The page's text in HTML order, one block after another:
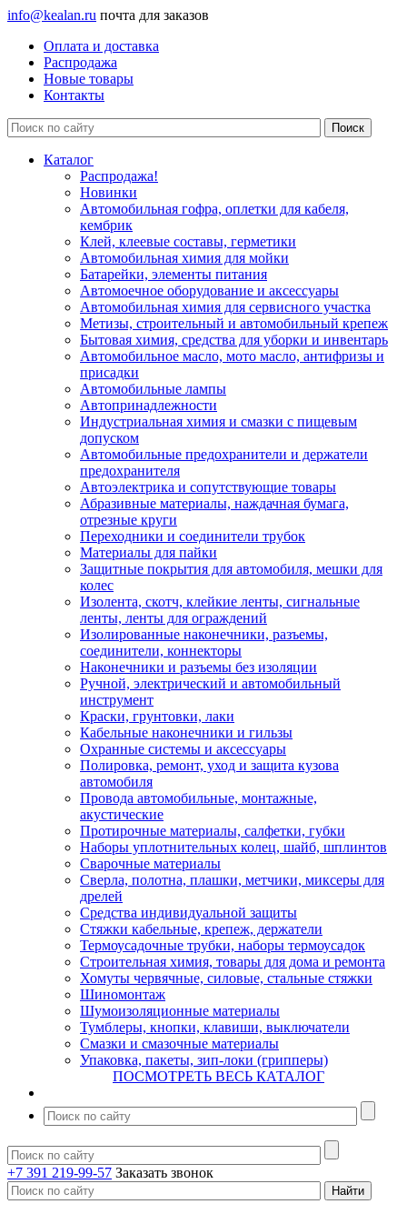
info@kealan.ru почта для заказов
Оплата и доставка
Распродажа
Новые товары
Контакты
Каталог
Распродажа!
Новинки
Автомобильная гофра, оплетки для кабеля,
кембрик
Клей, клеевые составы, герметики
Автомобильная химия для мойки
Батарейки, элементы питания
Автомоечное оборудование и аксессуары
Автомобильная химия для сервисного участка
Метизы, строительный и автомобильный крепеж
Бытовая химия, средства для уборки и инвентарь
Автомобильное масло, мото масло, антифризы и
присадки
Автомобильные лампы
Автопринадлежности
Индустриальная химия и смазки с пищевым
допуском
Автомобильные предохранители и держатели
предохранителя
Автоэлектрика и сопутствующие товары
Абразивные материалы, наждачная бумага,
отрезные круги
Переходники и соединители трубок
Материалы для пайки
Защитные покрытия для автомобиля, мешки для
колес
Изолента, скотч, клейкие ленты, сигнальные
ленты, ленты для ограждений
Изолированные наконечники, разъемы,
соединители, коннекторы
Наконечники и разъемы без изоляции
Ручной, электрический и автомобильный
инструмент
Краски, грунтовки, лаки
Кабельные наконечники и гильзы
Охранные системы и аксессуары
Полировка, ремонт, уход и защита кузова
автомобиля
Провода автомобильные, монтажные,
акустические
Протирочные материалы, салфетки, губки
Наборы уплотнительных колец, шайб, шплинтов
Сварочные материалы
Сверла, полотна, плашки, метчики, миксеры для
дрелей
Средства индивидуальной защиты
Стяжки кабельные, крепеж, держатели
Термоусадочные трубки, наборы термоусадок
Строительная химия, товары для дома и ремонта
Хомуты червячные, силовые, стальные стяжки
Шиномонтаж
Шумоизоляционные материалы
Тумблеры, кнопки, клавиши, выключатели
Смазки и смазочные материалы
Упаковка, пакеты, зип-локи (грипперы)
ПОСМОТРЕТЬ ВЕСЬ КАТАЛОГ
+7 391 219-99-57 Заказать звонок